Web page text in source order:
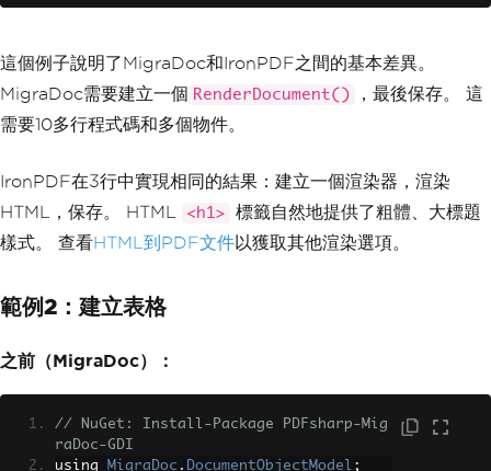
這個例子說明了MigraDoc和IronPDF之間的基本差異。
MigraDoc需要建立一個 RenderDocument()
，最後保存。 這
需要10多行程式碼和多個物件。
IronPDF在3行中實現相同的結果：建立一個渲染器，渲染
HTML，保存。 HTML
<h1>
標籤自然地提供了粗體、大標題
樣式。 查看HTML到PDF文件以獲取其他渲染選項。
範例2：建立表格
之前（MigraDoc）：
// NuGet: Install-Package PDFsharp-Mig
raDoc-GDI
using MigraDoc . DocumentObjectModel ;